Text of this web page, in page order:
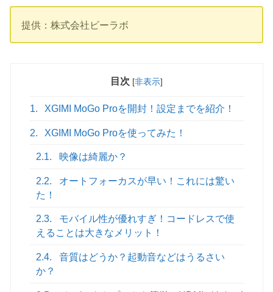
提供：株式会社ビーラボ
目次 [非表示]
1. XGIMI MoGo Proを開封！設定までを紹介！
2. XGIMI MoGo Proを使ってみた！
2.1. 映像は綺麗か？
2.2.
オートフォーカスが早い！これには驚い
た！
2.3.
モバイル性が優れすぎ！コードレスで使
えることは大きなメリット！
2.4.
音質はどうか？起動音などはうるさい
か？